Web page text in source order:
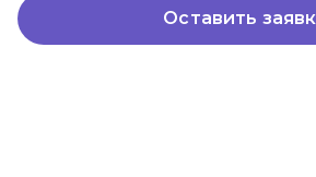
Оставить